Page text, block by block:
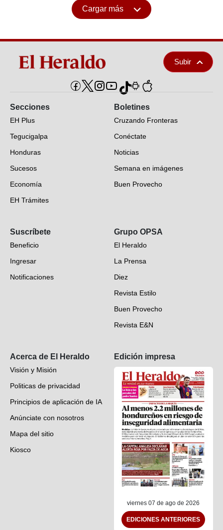
Cargar más
Subir
Secciones
EH Plus
Tegucigalpa
Honduras
Sucesos
Economía
EH Trámites
EH Verifica
Fotogalerías
Deportes
Videos
Boletines
Cruzando Fronteras
Conéctate
Noticias
Semana en imágenes
Buen Provecho
Suscríbete
Beneficio
Ingresar
Notificaciones
Grupo OPSA
El Heraldo
La Prensa
Diez
Revista Estilo
Buen Provecho
Revista E&N
Acerca de El Heraldo
Visión y Misión
Politicas de privacidad
Principios de aplicación de IA
Anúnciate con nosotros
Mapa del sitio
Kiosco
Edición impresa
viernes 07 de ago de 2026
EDICIONES ANTERIORES